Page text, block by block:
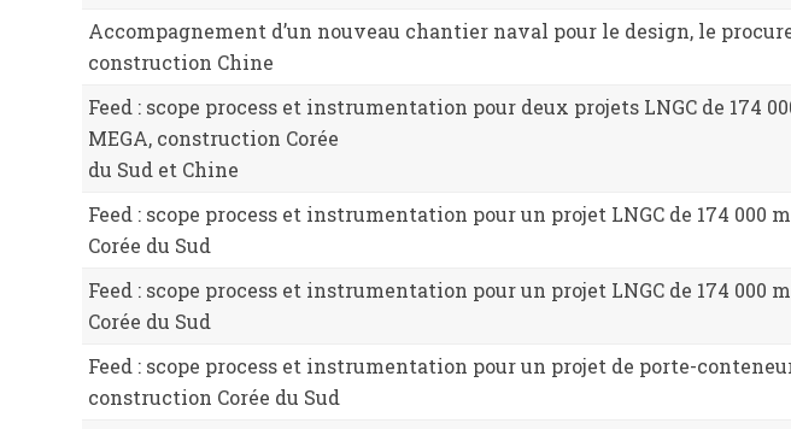
Accompagnement d’un nouveau chantier naval pour le design, le
construction Chine
Feed : scope process et instrumentation pour deux projets LNGC de 174
MEGA, construction Corée
du Sud et Chine
Feed : scope process et instrumentation pour un projet LNGC de 174 000 m
Corée du Sud
Feed : scope process et instrumentation pour un projet LNGC de 174 000 m
Corée du Sud
Feed : scope process et instrumentation pour un projet de porte-
construction Corée du Sud